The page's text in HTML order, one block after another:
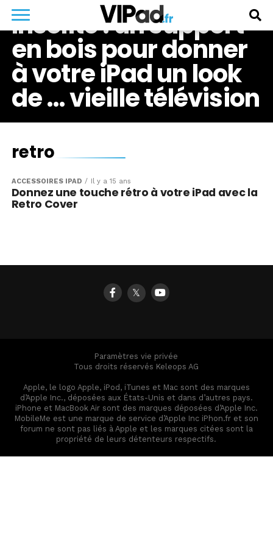
Insolite : un support
en bois pour donner
à votre iPad un look
de … vieille télévision
retro
ACCESSOIRES IPAD Il y a 15 ans
Donnez une touche rétro à votre iPad avec la
Retro Cover
𝕏
Paramètres vie privée
Tous droits réservés Keleops AG
Apple, le logo Apple, iPod, iTunes et Mac sont des marques
d’Apple Inc., déposées aux États-Unis et dans d’autres pays.
iPhone et MacBook Air sont des marques déposées d’Apple Inc.
MobileMe est une marque de service d’Apple Inc iPhon.fr et son
forum ne sont pas liés à Apple et les marques citées sont la
propriété de leurs détenteurs respectifs.